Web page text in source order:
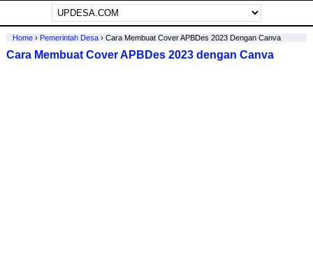
Home› Pemerintah Desa› Cara Membuat Cover APBDes 2023 Dengan Canva
Cara Membuat Cover APBDes 2023 dengan Canva